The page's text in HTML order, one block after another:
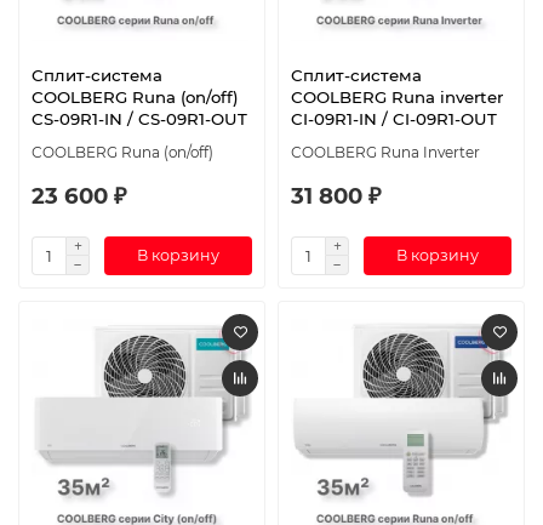
Сплит-система
СOOLBERG Runa (on/off)
CS-09R1-IN / CS-09R1-OUT
СOOLBERG Runa (on/off)
23 600 ₽
В корзину
Сплит-система
СOOLBERG Runa inverter
CI-09R1-IN / CI-09R1-OUT
СOOLBERG Runa Inverter
31 800 ₽
В корзину